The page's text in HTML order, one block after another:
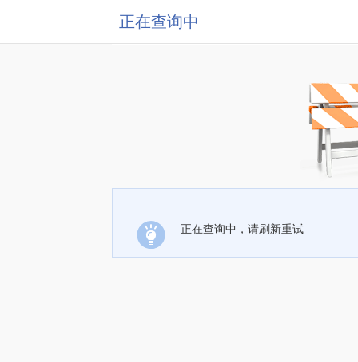
正在查询中
正在查询中，请刷新重试